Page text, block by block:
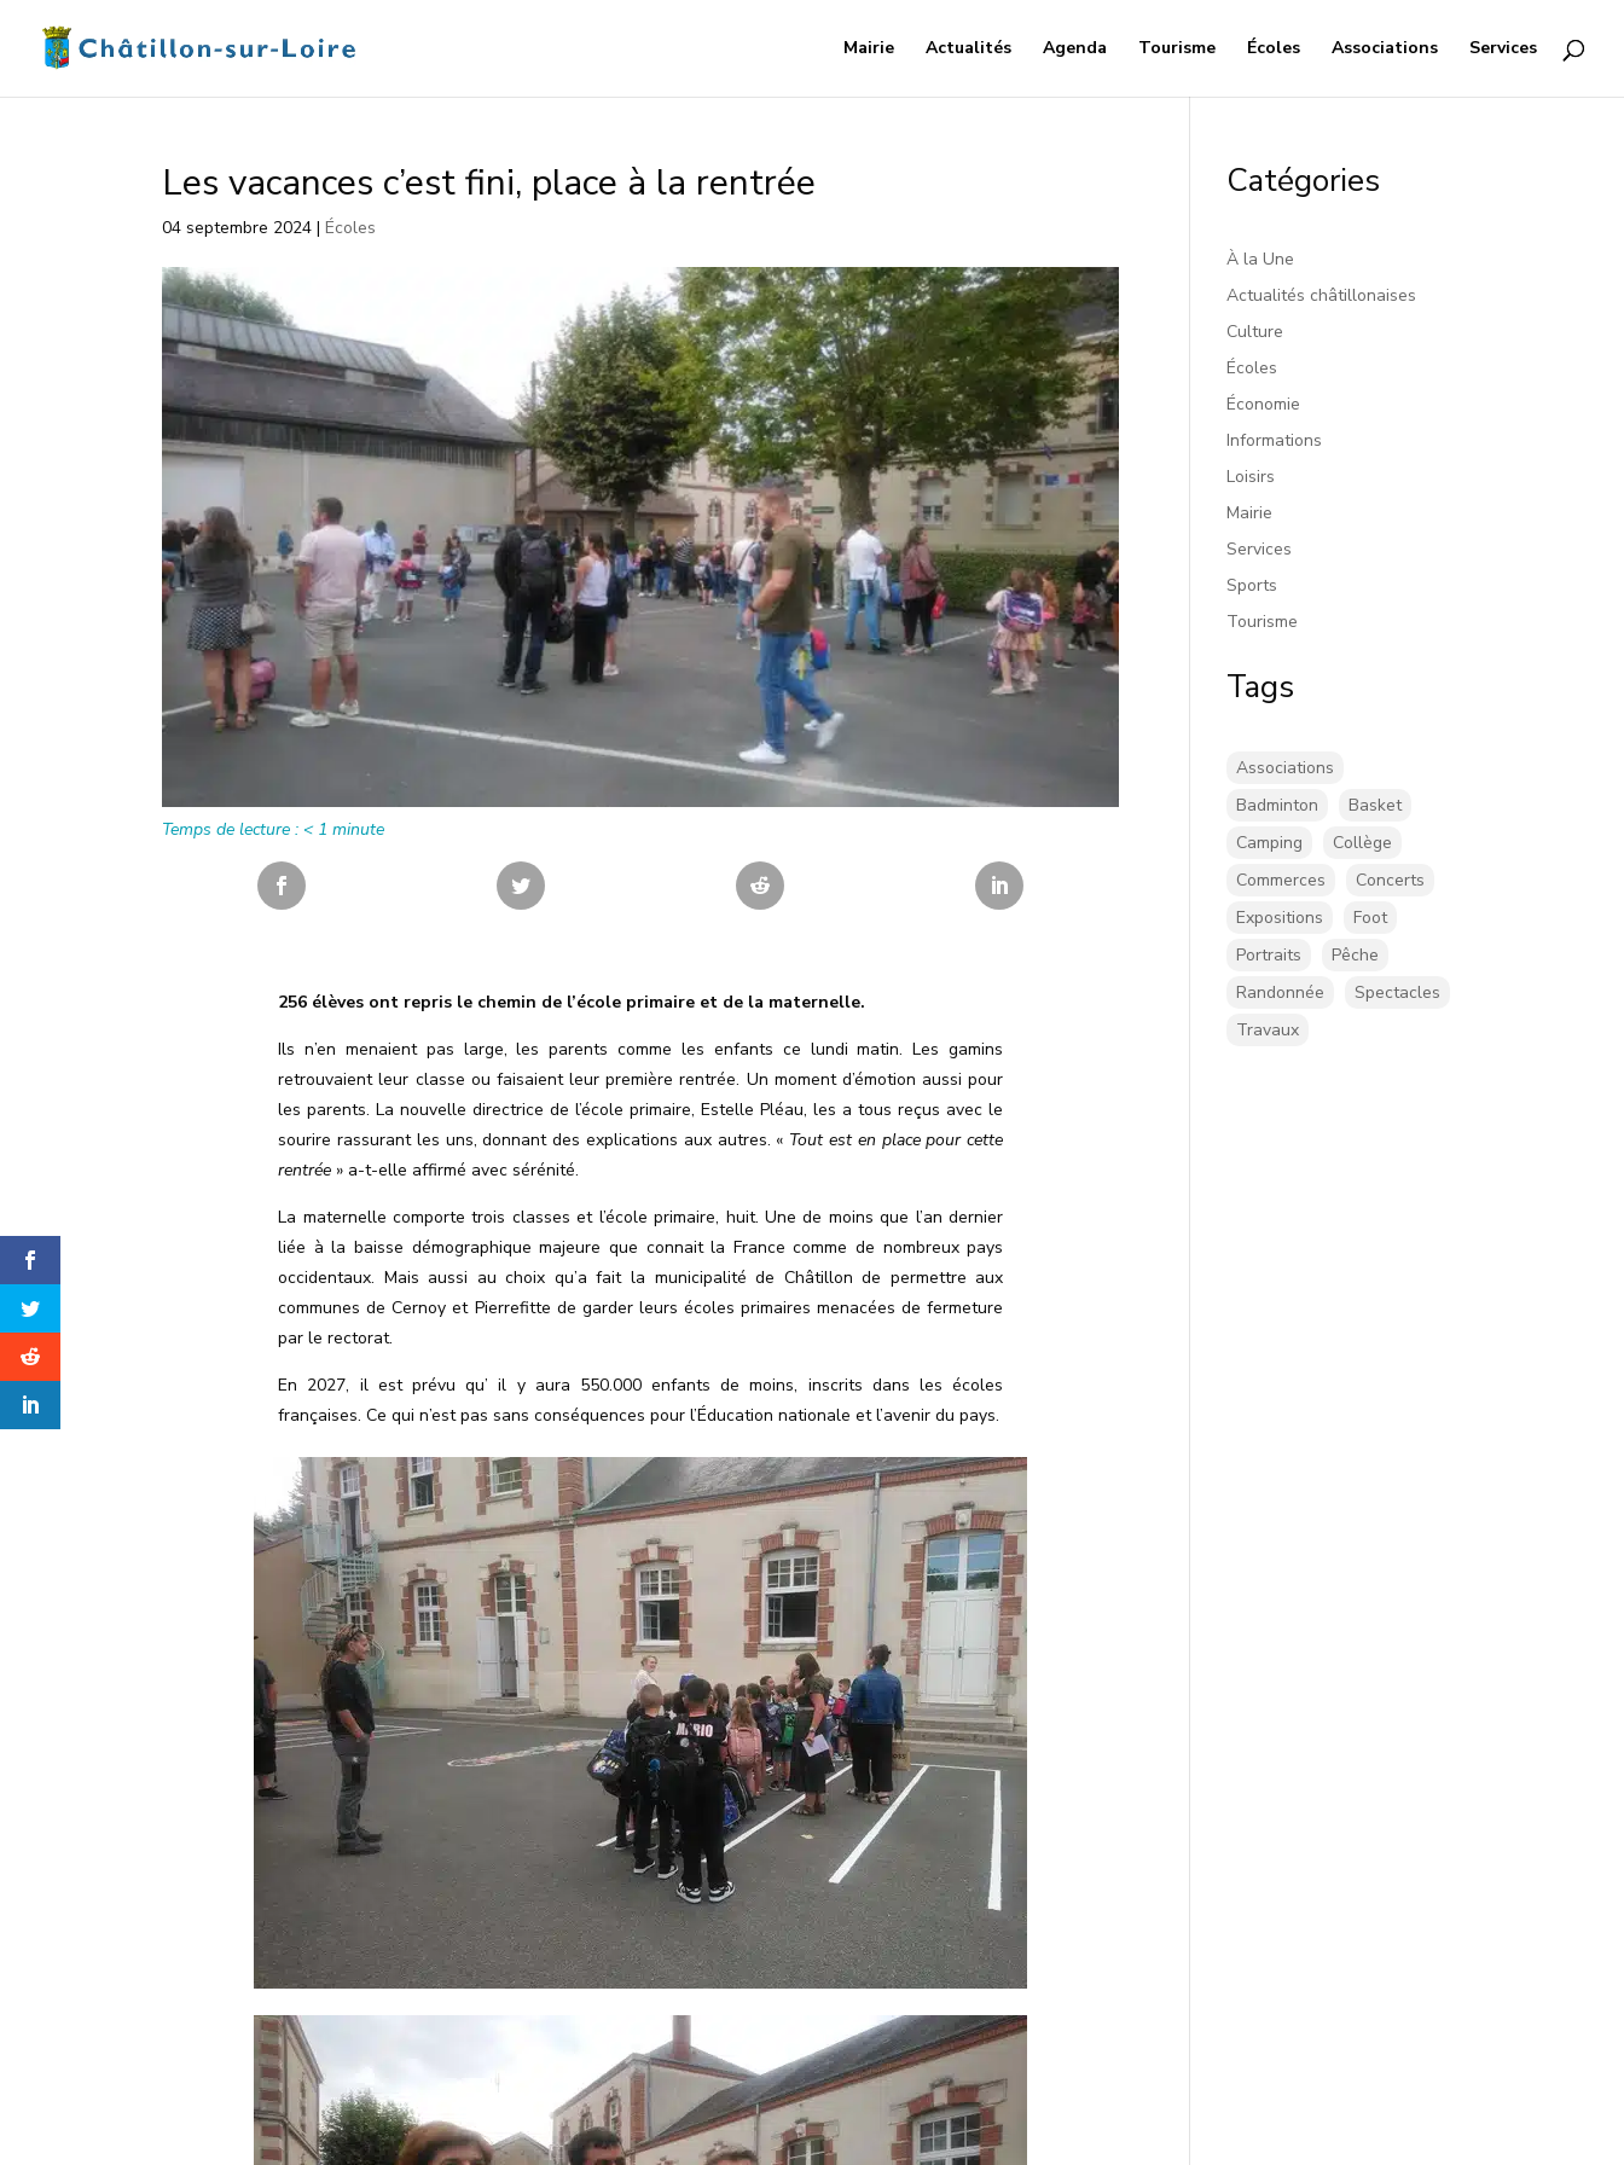
Mairie Actualités Agenda Tourisme Écoles Associations Services
Les vacances c’est fini, place à la rentrée
04 septembre 2024 |Écoles
Temps de lecture : < 1 minute
256 élèves ont repris le chemin de l’école primaire et de la maternelle.
Ils n’en menaient pas large, les parents comme les enfants ce lundi matin. Les gamins
retrouvaient leur classe ou faisaient leur première rentrée. Un moment d’émotion aussi pour
les parents. La nouvelle directrice de l’école primaire, Estelle Pléau, les a tous reçus avec le
sourire rassurant les uns, donnant des explications aux autres. « Tout est en place pour cette
rentrée » a-t-elle affirmé avec sérénité.
La maternelle comporte trois classes et l’école primaire, huit. Une de moins que l’an dernier
liée à la baisse démographique majeure que connait la France comme de nombreux pays
occidentaux. Mais aussi au choix qu’a fait la municipalité de Châtillon de permettre aux
communes de Cernoy et Pierrefitte de garder leurs écoles primaires menacées de fermeture
par le rectorat.
En 2027, il est prévu qu’ il y aura 550.000 enfants de moins, inscrits dans les écoles
françaises. Ce qui n’est pas sans conséquences pour l’Éducation nationale et l’avenir du pays.
Catégories
À la Une
Actualités châtillonaises
Culture
Écoles
Économie
Informations
Loisirs
Mairie
Services
Sports
Tourisme
Tags
Associations
Badminton
Basket
Camping
Collège
Commerces
Concerts
Expositions
Foot
Portraits
Pêche
Randonnée
Spectacles
Travaux